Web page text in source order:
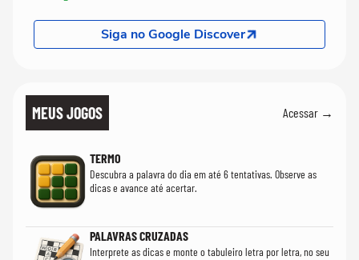
Siga no Google Discover
MEUS JOGOS Acessar →
TERMO
Descubra a palavra do dia em até 6 tentativas. Observe as
dicas e avance até acertar.
PALAVRAS CRUZADAS
Interprete as dicas e monte o tabuleiro letra por letra, no seu